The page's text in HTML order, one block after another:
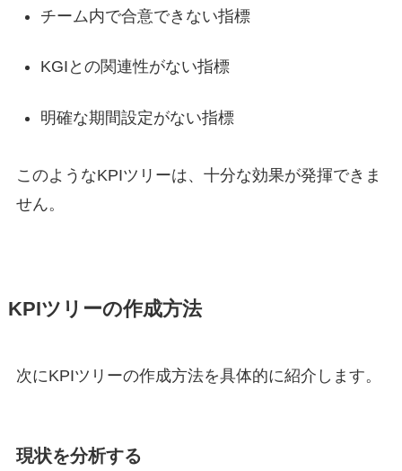
チーム内で合意できない指標
KGIとの関連性がない指標
明確な期間設定がない指標
このようなKPIツリーは、十分な効果が発揮できま
せん。
KPIツリーの作成方法
次にKPIツリーの作成方法を具体的に紹介します。
現状を分析する